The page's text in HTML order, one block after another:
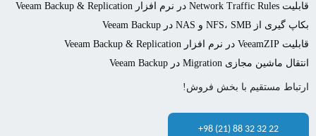
قابلیت Network Traffic Rules در نرم افزار Veeam Backup & Replication
بکاپ گیری از NFS، SMB و NAS در Veeam Backup
قابلیت VeeamZIP در نرم افزار Veeam Backup & Replication
انتقال ماشین مجازی Migration در Veeam Backup
ارتباط مستقیم با بخش فروش!
+98 (21) 88 32 32 22